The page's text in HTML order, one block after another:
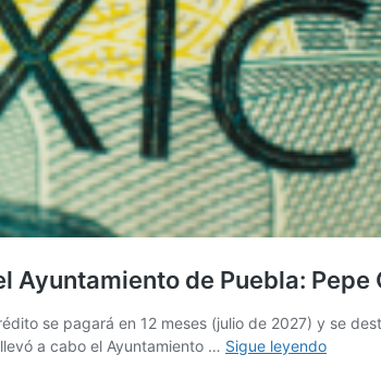
de Puebla: Pepe
se pagará en 12 meses (julio de 2027) y se
a cabo el Ayuntamiento … Sigue leyendoBanco